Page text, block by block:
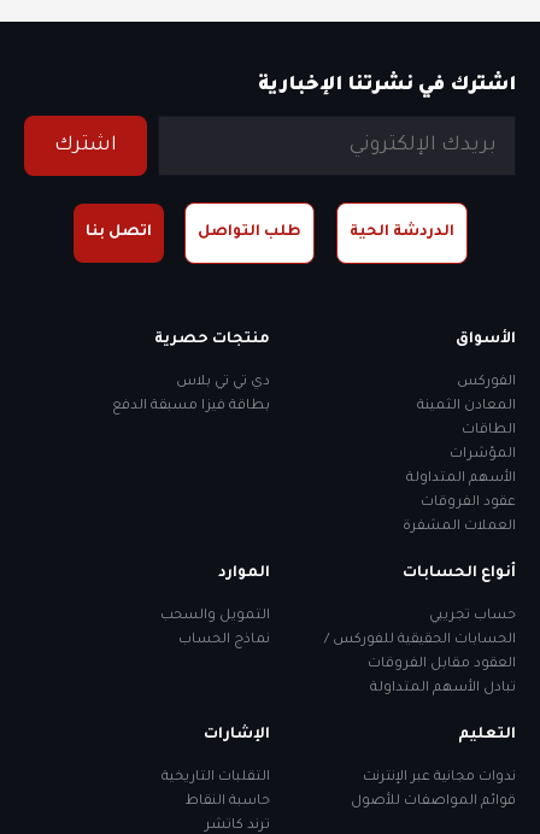
اشترك في نشرتنا الإخبارية
اشترك
الدردشة الحية طلب التواصل اتصل بنا
الأسواق
الفوركس
المعادن الثمينة
الطاقات
المؤشرات
الأسهم المتداولة
عقود الفروقات
العملات المشفرة
منتجات حصرية
دي تي تي بلاس
بطاقة فيزا مسبقة الدفع
أنواع الحسابات
حساب تجريبي
الحسابات الحقيقية للفوركس /
العقود مقابل الفروقات
تبادل الأسهم المتداولة
الموارد
التمويل والسحب
نماذج الحساب
التعليم
ندوات مجانية عبر الإنترنت
قوائم المواصفات للأصول
الإشارات
التقلبات التاريخية
حاسبة النقاط
ترند كاتشر